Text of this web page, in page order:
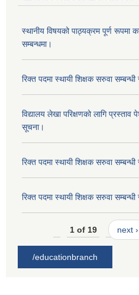
स्थानीय विषयको पाठ्यक्रम पूर्ण रूपमा
सम्बन्धमा।
रिक्त पदमा स्थायी शिक्षक सरुवा
विद्यालय लेखा परिक्षणको लागि प्रस्ताव
सूचना।
रिक्त पदमा स्थायी शिक्षक सरुवा
रिक्त पदमा स्थायी शिक्षक सरुवा
1 of 19 next ›
/educationbranch